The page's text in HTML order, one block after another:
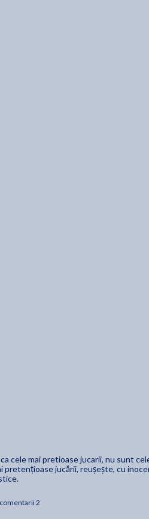
cele mai pretioase jucarii, nu sunt
pretențioase jucării, reușește, cu
2